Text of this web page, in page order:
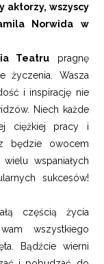
aktorzy, wszyscy
Norwida w
Teatru pragnę
życzenia. Wasza
i inspirację nie
Niech każde
ciężkiej pracy i
będzie owocem
wspaniałych
sukcesów!
częścią życia
wszystkiego
Bądźcie wierni